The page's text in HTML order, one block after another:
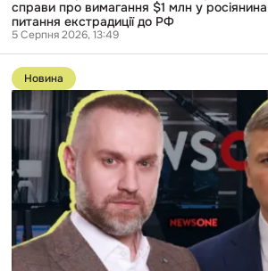
справи про вимагання $1 млн у
питання екстрадиції до РФ
5 Серпня 2026, 13:49
Перейти
до
публікації
Двоюрідний
брат
директора
ДБР
років
був
ведучим
телеканалах
Деркача,
Мураєва
Новина